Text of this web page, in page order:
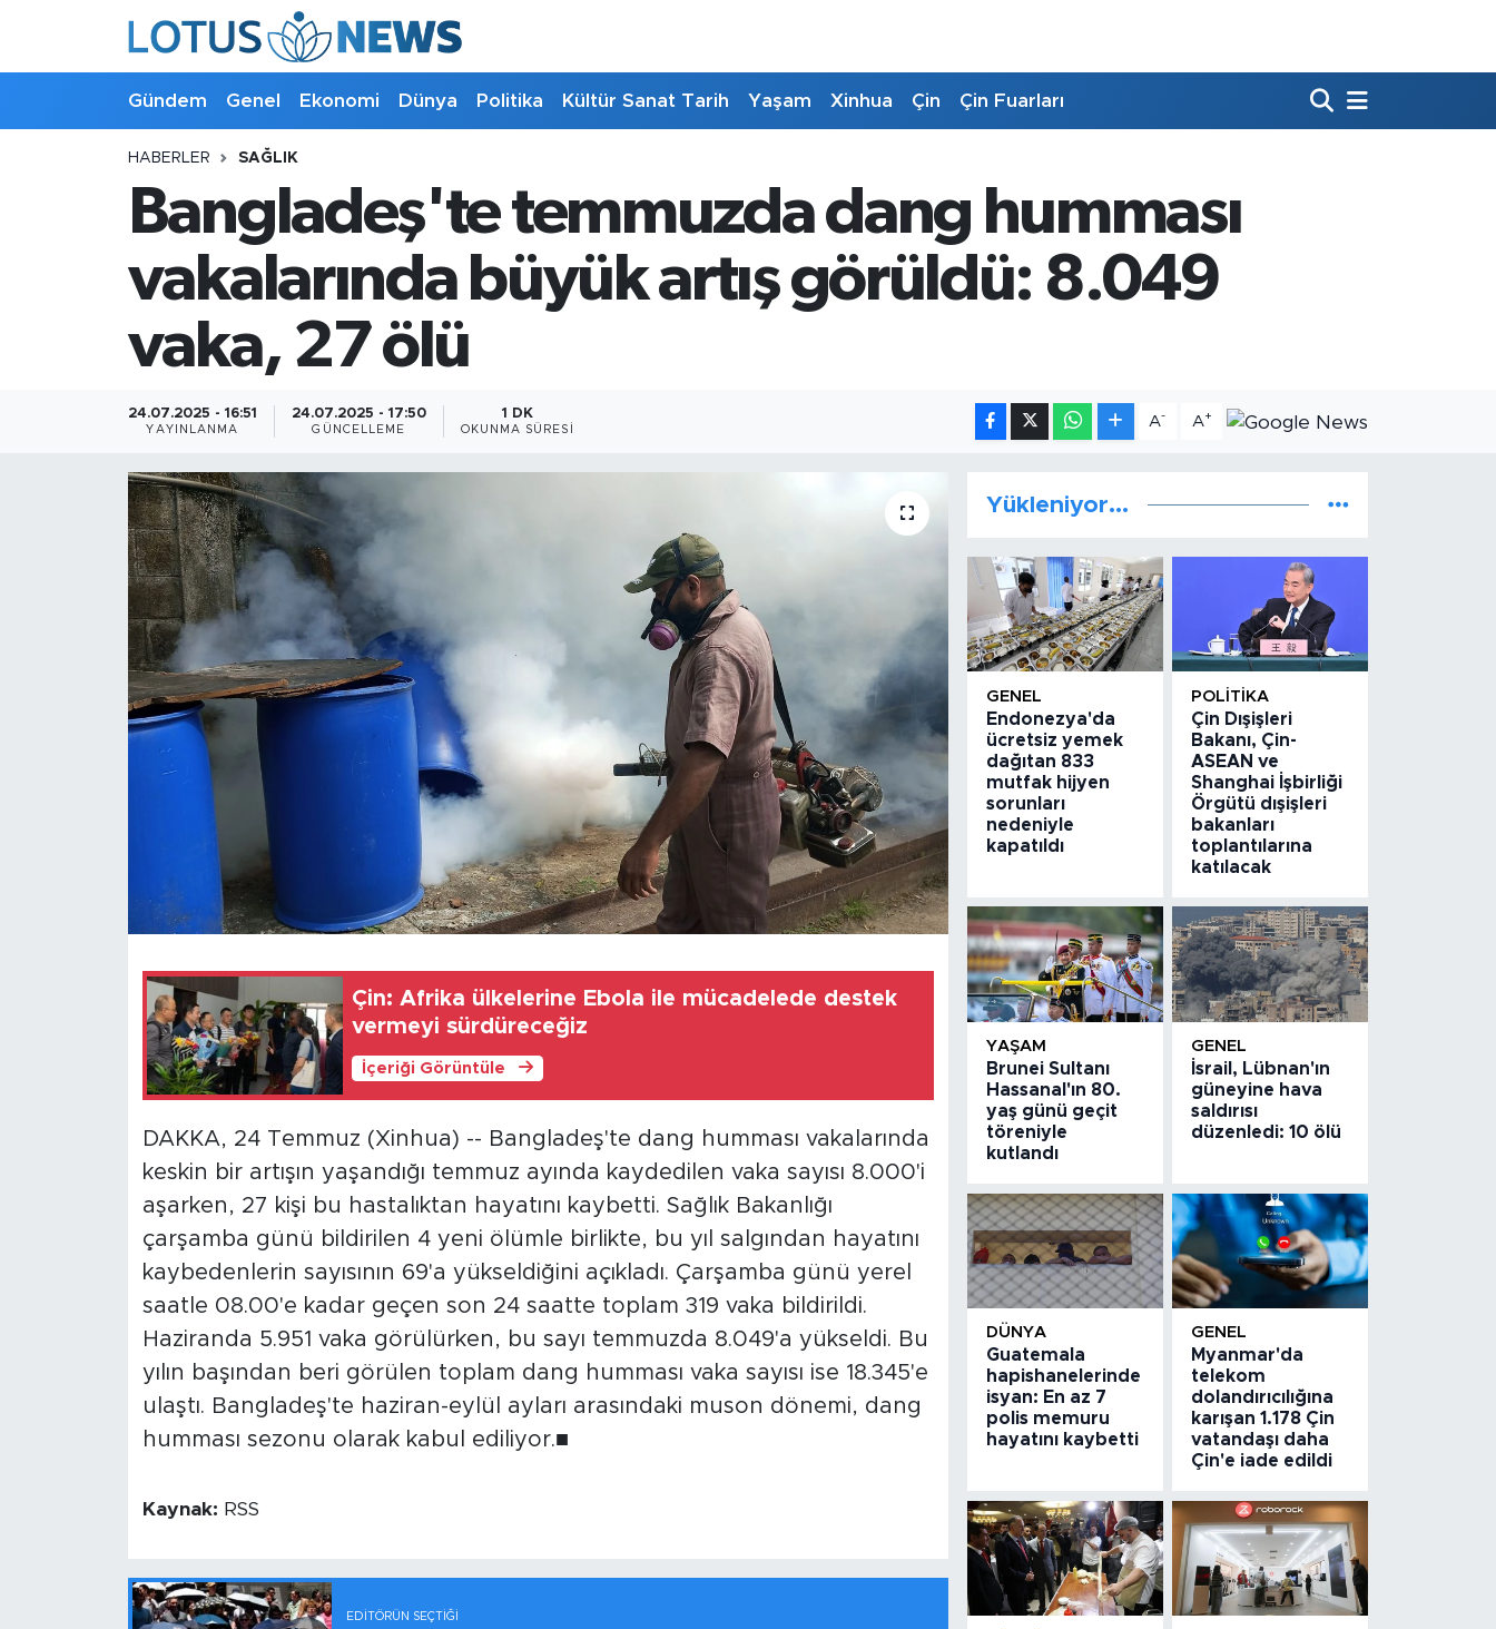
Gündem Genel Ekonomi Dünya Politika Kültür Sanat Tarih Yaşam Xinhua Çin Çin Fuarları
HABERLER SAĞLIK
Bangladeş'te temmuzda dang humması
vakalarında büyük artış görüldü: 8.049
vaka, 27 ölü
24.07.2025 - 16:51
YAYINLANMA
24.07.2025 - 17:50
GÜNCELLEME
1 DK
OKUNMA SÜRESI
A- A+
Çin: Afrika ülkelerine Ebola ile mücadelede destek
vermeyi sürdüreceğiz
İçeriği Görüntüle
DAKKA, 24 Temmuz (Xinhua) -- Bangladeş'te dang humması vakalarında
keskin bir artışın yaşandığı temmuz ayında kaydedilen vaka sayısı 8.000'i
aşarken, 27 kişi bu hastalıktan hayatını kaybetti. Sağlık Bakanlığı
çarşamba günü bildirilen 4 yeni ölümle birlikte, bu yıl salgından hayatını
kaybedenlerin sayısının 69'a yükseldiğini açıkladı. Çarşamba günü yerel
saatle 08.00'e kadar geçen son 24 saatte toplam 319 vaka bildirildi.
Haziranda 5.951 vaka görülürken, bu sayı temmuzda 8.049'a yükseldi. Bu
yılın başından beri görülen toplam dang humması vaka sayısı ise 18.345'e
ulaştı. Bangladeş'te haziran-eylül ayları arasındaki muson dönemi, dang
humması sezonu olarak kabul ediliyor.■
Kaynak: RSS
EDITÖRÜN SEÇTIĞI
Yükleniyor...
GENEL
Endonezya'da
ücretsiz yemek
dağıtan 833
mutfak hijyen
sorunları
nedeniyle
kapatıldı
POLITIKA
Çin Dışişleri
Bakanı, Çin-
ASEAN ve
Shanghai İşbirliği
Örgütü dışişleri
bakanları
toplantılarına
katılacak
YAŞAM
Brunei Sultanı
Hassanal'ın 80.
yaş günü geçit
töreniyle
kutlandı
GENEL
İsrail, Lübnan'ın
güneyine hava
saldırısı
düzenledi: 10 ölü
DÜNYA
Guatemala
hapishanelerinde
isyan: En az 7
polis memuru
hayatını kaybetti
GENEL
Myanmar'da
telekom
dolandırıcılığına
karışan 1.178 Çin
vatandaşı daha
Çin'e iade edildi
Bilim ve Teknoloji
Çin Fuarları
Gündem
Foto Haber